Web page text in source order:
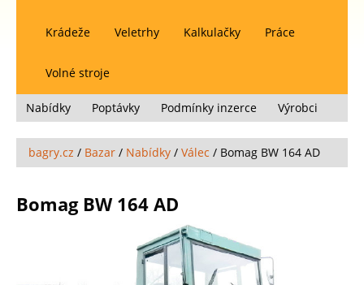
Krádeže Veletrhy Kalkulačky Práce
Volné stroje
Nabídky Poptávky Podmínky inzerce Výrobci
bagry.cz / Bazar / Nabídky / Válec / Bomag BW 164 AD
Bomag BW 164 AD